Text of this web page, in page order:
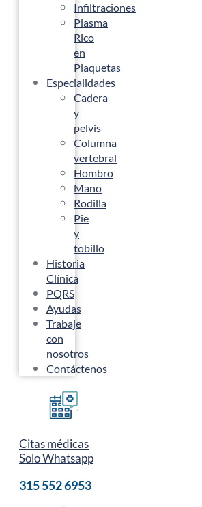
Infiltraciones
Plasma
Rico
en
Plaquetas
Especialidades
Cadera
y
pelvis
Columna
vertebral
Hombro
Mano
Rodilla
Pie
y
tobillo
Historia
Clínica
PQRS
Ayudas
Trabaje
con
nosotros
Contáctenos
Citas médicas
Solo Whatsapp
315 552 6953